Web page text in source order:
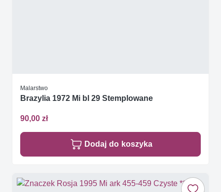
Malarstwo
Brazylia 1972 Mi bl 29 Stemplowane
90,00 zł
Dodaj do koszyka